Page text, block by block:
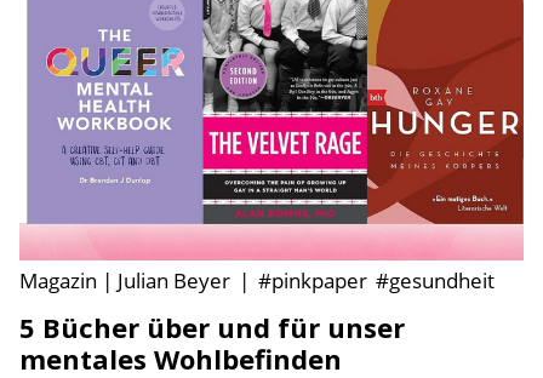
Magazin | Julian Beyer | #pinkpaper #gesundheit
5 Bücher über und für unser
mentales Wohlbefinden